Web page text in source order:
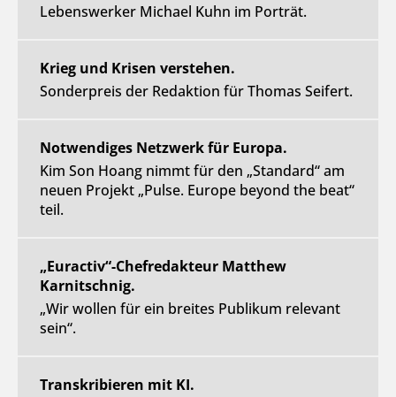
Lebenswerker Michael Kuhn im Porträt.
Krieg und Krisen verstehen.
Sonderpreis der Redaktion für Thomas Seifert.
Notwendiges Netzwerk für Europa.
Kim Son Hoang nimmt für den „Standard“ am
neuen Projekt „Pulse. Europe beyond the beat“
teil.
„Euractiv“-Chefredakteur Matthew
Karnitschnig.
„Wir wollen für ein breites Publikum relevant
sein“.
Transkribieren mit KI.